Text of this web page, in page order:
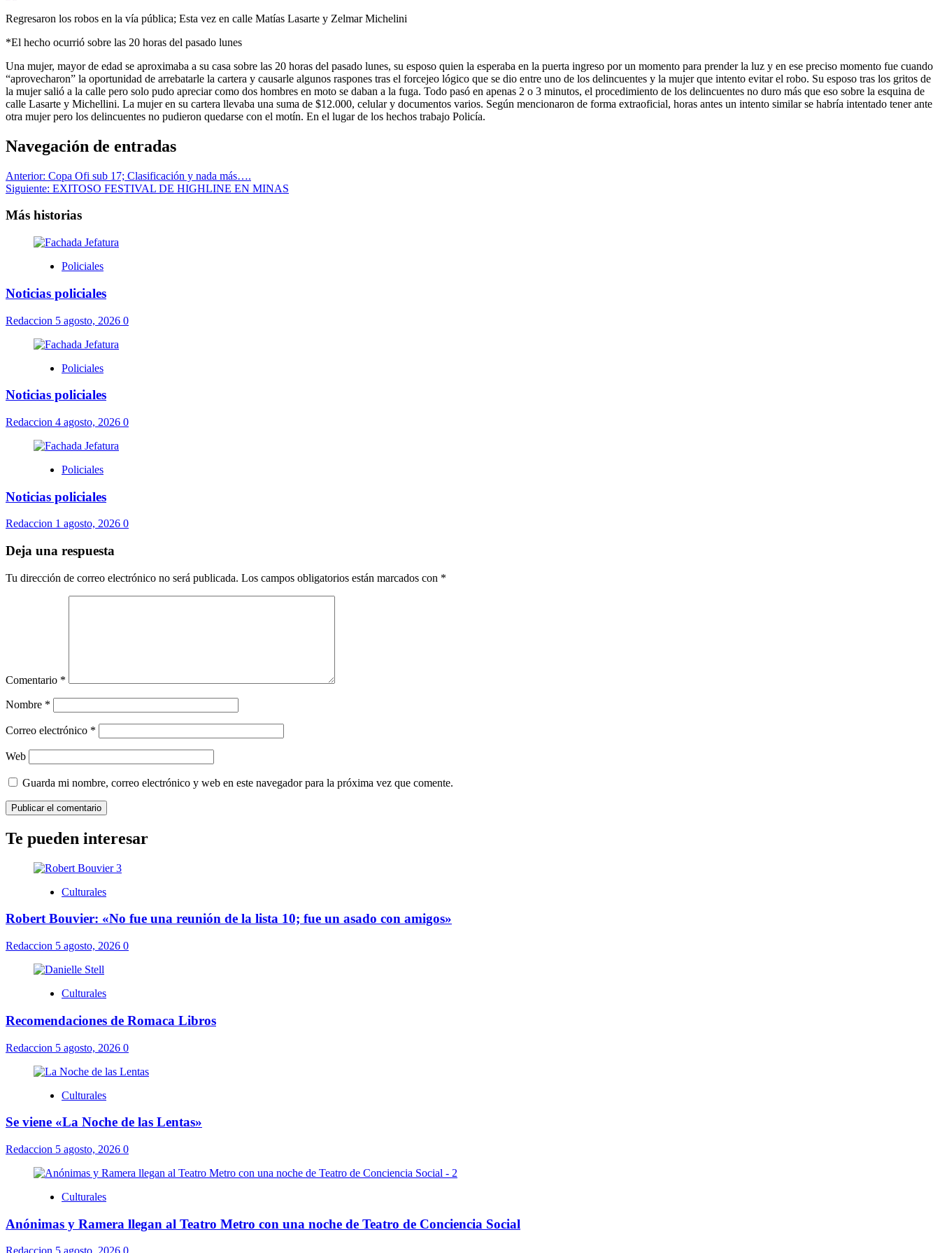
Regresaron los robos en la vía pública; Esta vez en calle Matías Lasarte y Zelmar Michelini
*El hecho ocurrió sobre las 20 horas del pasado lunes
Una mujer, mayor de edad se aproximaba a su casa sobre las 20 horas del pasado lunes, su esposo quien la esperaba en la puerta ingreso por un momento para prender la luz y en ese preciso momento fue cuando
“aprovecharon” la oportunidad de arrebatarle la cartera y causarle algunos raspones tras el forcejeo lógico que se dio entre uno de los delincuentes y la mujer que intento evitar el robo. Su esposo tras los gritos de
la mujer salió a la calle pero solo pudo apreciar como dos hombres en moto se daban a la fuga. Todo pasó en apenas 2 o 3 minutos, el procedimiento de los delincuentes no duro más que eso sobre la esquina de
calle Lasarte y Michellini. La mujer en su cartera llevaba una suma de $12.000, celular y documentos varios. Según mencionaron de forma extraoficial, horas antes un intento similar se habría intentado tener ante
otra mujer pero los delincuentes no pudieron quedarse con el motín. En el lugar de los hechos trabajo Policía.
Navegación de entradas
Anterior: Copa Ofi sub 17; Clasificación y nada más….
Siguiente: EXITOSO FESTIVAL DE HIGHLINE EN MINAS
Más historias
Policiales
Noticias policiales
Redaccion 5 agosto, 2026 0
Policiales
Noticias policiales
Redaccion 4 agosto, 2026 0
Policiales
Noticias policiales
Redaccion 1 agosto, 2026 0
Deja una respuesta
Tu dirección de correo electrónico no será publicada. Los campos obligatorios están marcados con *
Comentario *
Nombre *
Correo electrónico *
Web
Guarda mi nombre, correo electrónico y web en este navegador para la próxima vez que comente.
Te pueden interesar
Culturales
Robert Bouvier: «No fue una reunión de la lista 10; fue un asado con amigos»
Redaccion 5 agosto, 2026 0
Culturales
Recomendaciones de Romaca Libros
Redaccion 5 agosto, 2026 0
Culturales
Se viene «La Noche de las Lentas»
Redaccion 5 agosto, 2026 0
Culturales
Anónimas y Ramera llegan al Teatro Metro con una noche de Teatro de Conciencia Social